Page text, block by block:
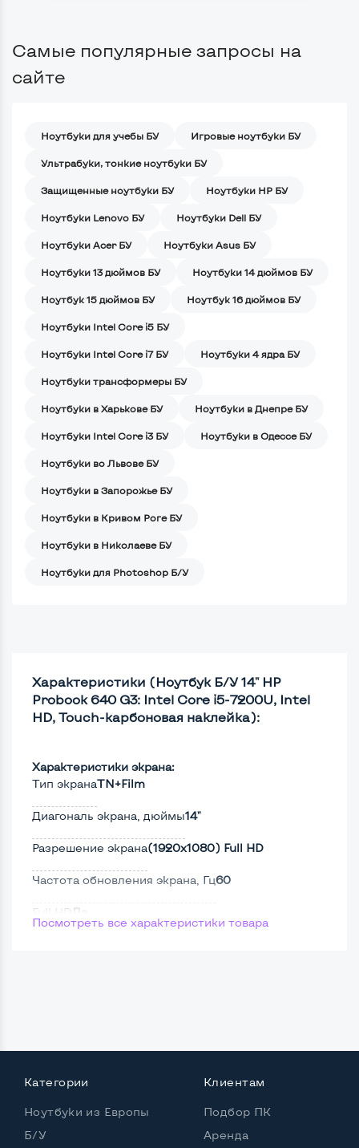
Самые популярные запросы на
сайте
Ноутбуки для учебы БУ Игровые ноутбуки БУ
Ультрабуки, тонкие ноутбуки БУ
Защищенные ноутбуки БУ Ноутбуки HP БУ
Ноутбуки Lenovo БУ Ноутбуки Dell БУ
Ноутбуки Acer БУ Ноутбуки Asus БУ
Ноутбуки 13 дюймов БУ Ноутбуки 14 дюймов БУ
Ноутбук 15 дюймов БУ Ноутбук 16 дюймов БУ
Ноутбуки Intel Core i5 БУ
Ноутбуки Intel Core i7 БУ Ноутбуки 4 ядра БУ
Ноутбуки трансформеры БУ
Ноутбуки в Харькове БУ Ноутбуки в Днепре БУ
Ноутбуки Intel Core i3 БУ Ноутбуки в Одессе БУ
Ноутбуки во Львове БУ
Ноутбуки в Запорожье БУ
Ноутбуки в Кривом Роге БУ
Ноутбуки в Николаеве БУ
Ноутбуки для Photoshop Б/У
Характеристики (Ноутбук Б/У 14" HP
Probook 640 G3: Intel Core i5-7200U, Intel
HD, Touch-карбоновая наклейка):
Характеристики экрана:
Тип экранаTN+Film
Диагональ экрана, дюймы14"
Разрешение экрана(1920х1080) Full HD
Частота обновления экрана, Гц60
Full HD Да
Мощность:
Частота процессора (базовая-максимальная)
Посмотреть все характеристики товара
Категории
Ноутбуки из Европы
Б/У
Клиентам
Подбор ПК
Аренда